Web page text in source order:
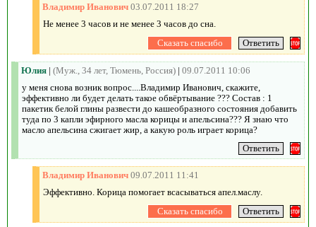
Владимир Иванович 03.07.2011 18:27
Не менее 3 часов и не менее 3 часов до сна.
Юлия | (Муж., 34 лет, Тюмень, Россия) | 09.07.2011 10:06
у меня снова возник вопрос....Владимир Иванович, скажите,
эффективно ли будет делать такое обвёртывание ??? Состав : 1
пакетик белой глины развести до кашеобразного состояния добавить
туда по 3 капли эфирного масла корицы и апельсина??? Я знаю что
масло апельсина сжигает жир, а какую роль играет корица?
Владимир Иванович 09.07.2011 11:41
Эффективно. Корица помогает всасываться апел.маслу.